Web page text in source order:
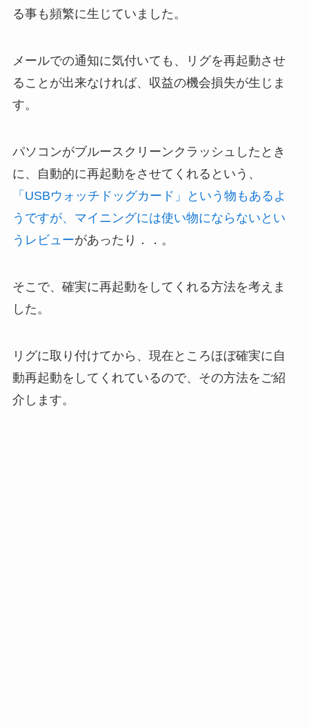
る事も頻繁に生じていました。
メールでの通知に気付いても、リグを再起動させ
ることが出来なければ、収益の機会損失が生じま
す。
パソコンがブルースクリーンクラッシュしたとき
に、自動的に再起動をさせてくれるという、
「USBウォッチドッグカード」という物もあるよ
うですが、マイニングには使い物にならないとい
うレビューがあったり．．。
そこで、確実に再起動をしてくれる方法を考えま
した。
リグに取り付けてから、現在ところほぼ確実に自
動再起動をしてくれているので、その方法をご紹
介します。